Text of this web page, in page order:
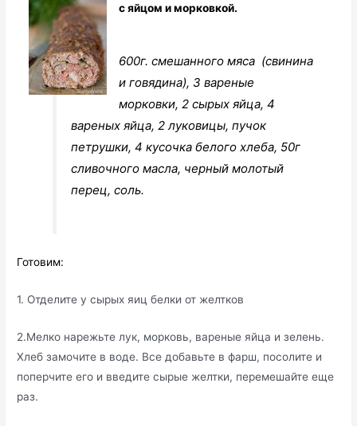
с яйцом и морковкой.
600г. смешанного мяса (свинина
и говядина), 3 вареные
морковки, 2 сырых яйца, 4
вареных яйца, 2 луковицы, пучок
петрушки, 4 кусочка белого хлеба, 50г
сливочного масла, черный молотый
перец, соль.
Готовим:
1. Отделите у сырых яиц белки от желтков
2.Мелко нарежьте лук, морковь, вареные яйца и зелень.
Хлеб замочите в воде. Все добавьте в фарш, посолите и
поперчите его и введите сырые желтки, перемешайте еще
раз.